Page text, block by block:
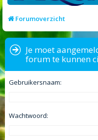
Forumoverzicht
Je moet
forum te kunnen
Gebruikersnaam:
Wachtwoord: